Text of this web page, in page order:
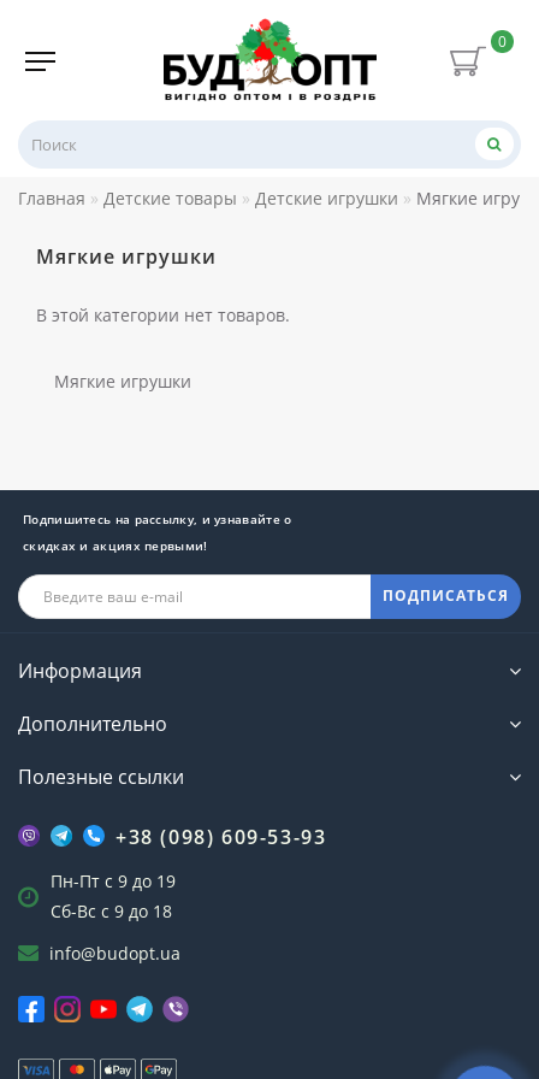
0
Главная Детские товары Детские игрушки Мягкие
Мягкие игрушки
В этой категории нет товаров.
Мягкие игрушки
Подпишитесь на рассылку, и узнавайте о
скидках и акциях первыми!
ПОДПИСАТЬСЯ
Информация
Дополнительно
Полезные ссылки
+38 (098) 609-53-93
Пн-Пт с 9 до 19
Сб-Вс с 9 до 18
info@budopt.ua